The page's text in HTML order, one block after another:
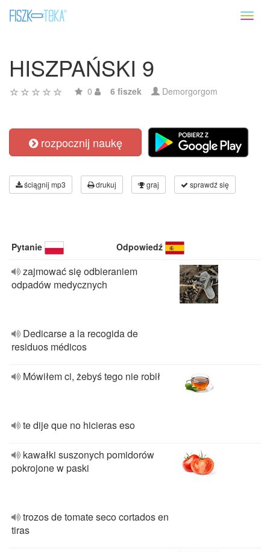
HISZPAŃSKI 9
0 6 fiszek Demorgorgom
rozpocznij naukę
ściągnij mp3 drukuj graj sprawdź się
Pytanie Odpowiedź
zajmować się odbieraniem
odpadów medycznych
Dedicarse a la recogida de
residuos médicos
Mówiłem ci, żebyś tego nie robił
te dije que no hicieras eso
kawałki suszonych pomidorów
pokrojone w paski
trozos de tomate seco cortados en
tiras